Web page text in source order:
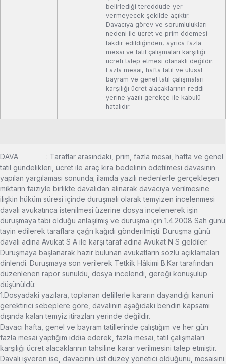
belirlediği tereddüde yer
vermeyecek şekilde açıktır.
Davacıya görev ve sorumlulukları
nedeni ile ücret ve prim ödemesi
takdir edildiğinden, ayrıca fazla
mesai ve tatil çalışmaları karşılığı
ücreti talep etmesi olanaklı değildir.
Fazla mesai, hafta tatil ve ulusal
bayram ve genel tatil çalışmaları
karşılığı ücret alacaklarının reddi
yerine yazılı gerekçe ile kabulü
hatalıdır.
DAVA : Taraflar arasındaki, prim, fazla mesai, hafta ve genel
tatil gündelikleri, ücret ile araç kira bedelinin ödetilmesi davasının
yapılan yargılaması sonunda; ilamda yazılı nedenlerle gerçekleşen
miktarın faiziyle birlikte davalıdan alınarak davacıya verilmesine
ilişkin hüküm süresi içinde duruşmalı olarak temyizen incelenmesi
davalı avukatınca istenilmesi üzerine dosya incelenerek işin
duruşmaya tabi olduğu anlaşılmış ve duruşma için 1.4.2008 Sah günü
tayin edilerek taraflara çağrı kağıdı gönderilmişti. Duruşma günü
davalı adına Avukat S A ile karşı taraf adına Avukat N S geldiler.
Duruşmaya başlanarak hazır bulunan avukatların sözlü açıklamaları
dinlendi. Duruşmaya son verilerek Tetkik Hâkimi B.Kar tarafından
düzenlenen rapor sunuldu, dosya incelendi, gereği konuşulup
düşünüldü:
1.Dosyadaki yazılara, toplanan delillerle kararın dayandığı kanuni
gerektirici sebeplere göre, davalının aşağıdaki bendin kapsamı
dışında kalan temyiz itirazları yerinde değildir.
Davacı hafta, genel ve bayram tatillerinde çalıştığım ve her gün
fazla mesai yaptığım iddia ederek, fazla mesai, tatil çalışmaları
karşılığı ücret alacaklarının tahsiline karar verilmesini talep etmiştir.
Davalı işveren ise, davacının üst düzey yönetici olduğunu, mesaisini